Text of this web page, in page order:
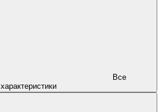
характеристики